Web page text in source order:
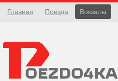
Главная Поезда Вокзалы